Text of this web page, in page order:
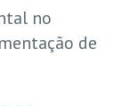
no
de